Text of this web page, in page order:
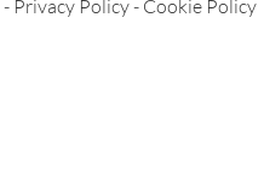
- Privacy Policy- Cookie Policy